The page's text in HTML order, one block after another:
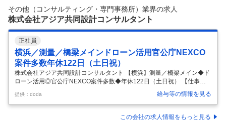
す。 担当プロジェクトは、その時点の状況によるために確定できません
が、ご経験や希望等を踏まえて決定します。 入社時にレジデンス、
その他（コンサルティング・専門事務所）業界の求人
株式会社アジア共同設計コンサルタント
正社員
横浜／測量／橋梁メインドローン活用官公庁NEXCO
案件多数年休122日（土日祝）
株式会社アジア共同設計コンサルタント 【横浜】測量／橋梁メイン◆ド
ローン活用◎官公庁NEXCO案件多数◆年休122日（土日祝） 【仕事内
容】 【横浜】測量／橋梁メイン◆ドローン活用◎官公庁NEXCO案件多
数◆年休122日（土日祝） 【具体的な仕事内容】 ◆測量士資格をお持ち
の方歓迎！安定した企業で大規模プロジェクトに携われる/官公庁や大手
企業の案件が中心/残業少なめでワークライフバランスも充実◆ ＼大手案
提供：doda 給与等の情報を見る
この会社の求人情報をもっと見る